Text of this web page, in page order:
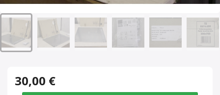
30,00 €